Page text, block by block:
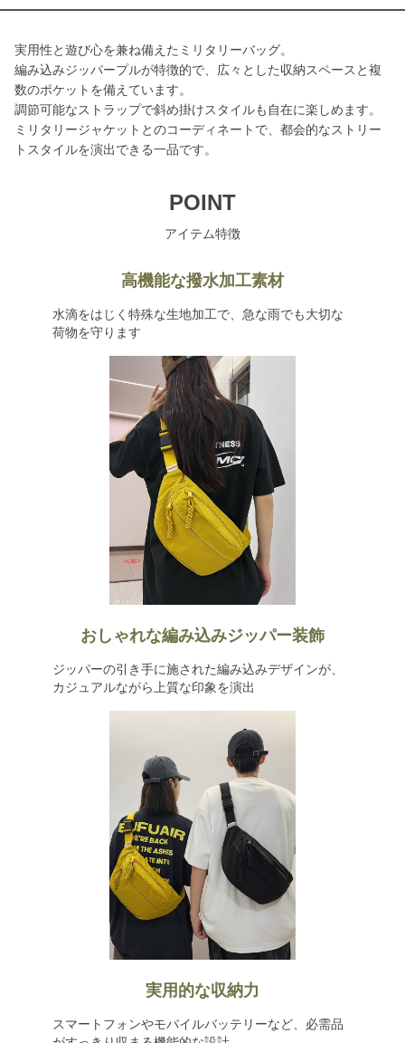
実用性と遊び心を兼ね備えたミリタリーバッグ。
編み込みジッパープルが特徴的で、広々とした収納スペースと複
数のポケットを備えています。
調節可能なストラップで斜め掛けスタイルも自在に楽しめます。
ミリタリージャケットとのコーディネートで、都会的なストリー
トスタイルを演出できる一品です。
POINT
アイテム特徴
高機能な撥水加工素材
水滴をはじく特殊な生地加工で、急な雨でも大切な
荷物を守ります
おしゃれな編み込みジッパー装飾
ジッパーの引き手に施された編み込みデザインが、
カジュアルながら上質な印象を演出
実用的な収納力
スマートフォンやモバイルバッテリーなど、必需品